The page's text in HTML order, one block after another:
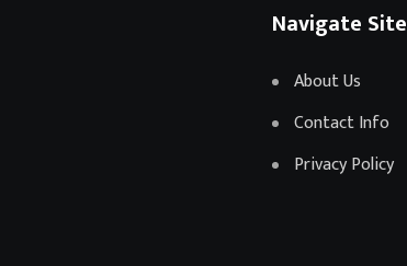
Navigate Site
About Us
Contact Info
Privacy Policy